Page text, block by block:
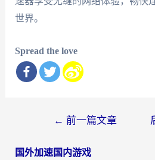
世界。
Spread the love
导
← 前一篇文章
国外加速国内游戏